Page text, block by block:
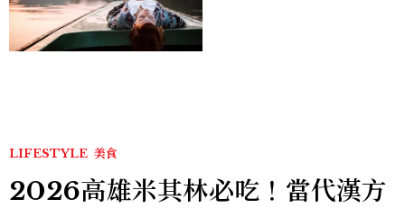
LIFESTYLE 美食
2026高雄米其林必吃！當代漢方